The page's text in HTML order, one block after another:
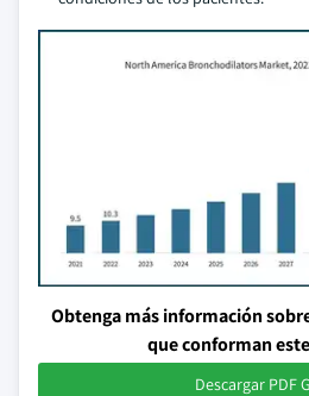
Obtenga más información
que conforman
Descargar PDF